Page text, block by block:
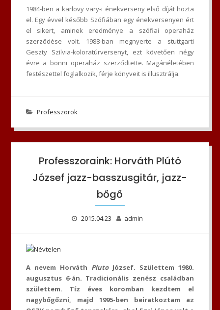
1984-ben a karlovy vary-i énekverseny első díját hozta
el. Egy évvel később Szófiában egy énekversenyen ért
el sikert, aminek eredménye a szófiai operaház
szerződése volt. 1988-ban megnyerte a stuttgarti
Geszty Szilvia-koloratúrversenyt, ezt követően négy
évre a bonni operaház szerződtette. Magánéletében
festészettel foglalkozik, férje könyveit is illusztrálja.
Professzorok
Professzoraink: Horváth Plútó
József jazz-basszusgitár, jazz-
bőgő
2015.04.23 admin
A nevem Horváth Pluto József. Születtem 1980.
augusztus 6-án. Tradicionális zenész családban
születtem. Tíz éves koromban kezdtem el
nagybőgőzni, majd 1995-ben beiratkoztam az